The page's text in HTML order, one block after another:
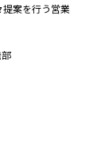
提案を行う営業